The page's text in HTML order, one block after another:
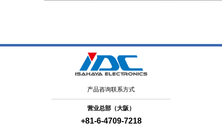
产品咨询联系方式
营业总部（大阪）
+81-6-4709-7218